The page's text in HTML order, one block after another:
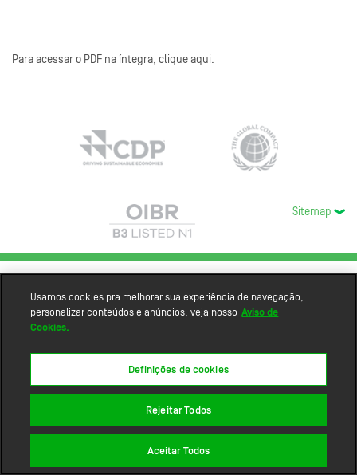
Para acessar o PDF na íntegra, clique aqui.
Sitemap
Usamos cookies pra melhorar sua experiência de navegação,
personalizar conteúdos e anúncios, veja nosso Aviso de
Cookies.
Definições de cookies
Rejeitar Todos
Aceitar Todos